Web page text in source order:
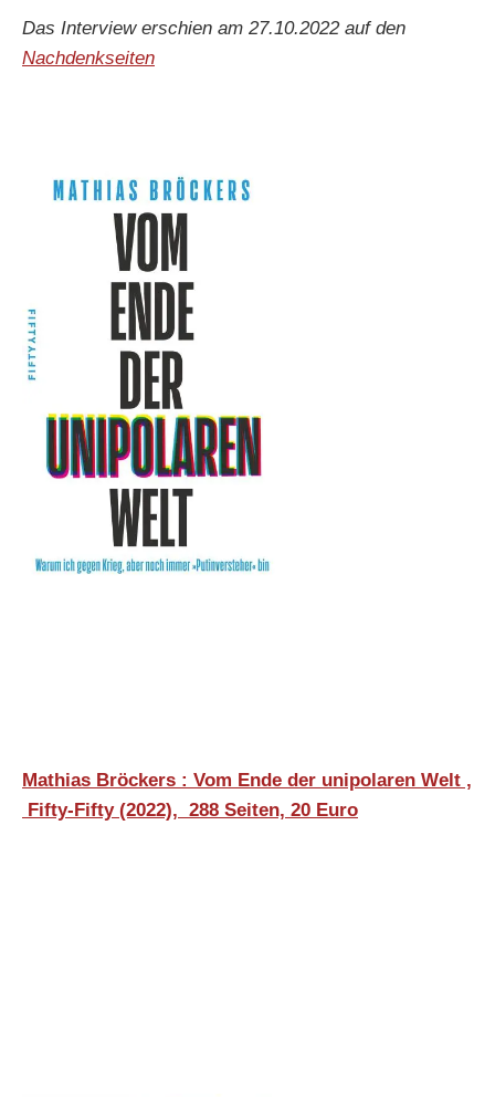
Das Interview erschien am 27.10.2022 auf den
Nachdenkseiten
Mathias Bröckers : Vom Ende der unipolaren Welt ,
Fifty-Fifty (2022), 288 Seiten, 20 Euro